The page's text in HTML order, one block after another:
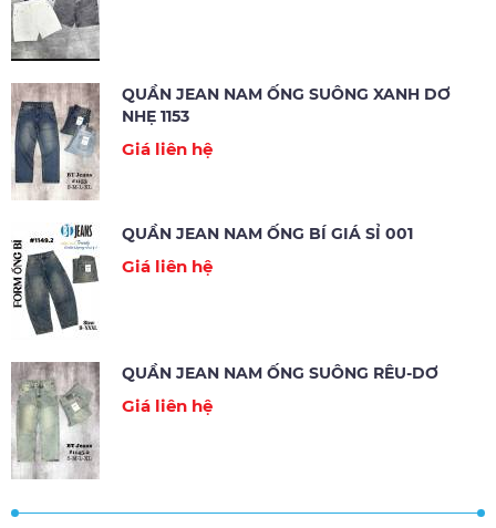
QUẦN JEAN NAM ỐNG SUÔNG XANH DƠ
NHẸ 1153
Giá liên hệ
QUẦN JEAN NAM ỐNG BÍ GIÁ SỈ 001
Giá liên hệ
QUẦN JEAN NAM ỐNG SUÔNG RÊU-DƠ
Giá liên hệ